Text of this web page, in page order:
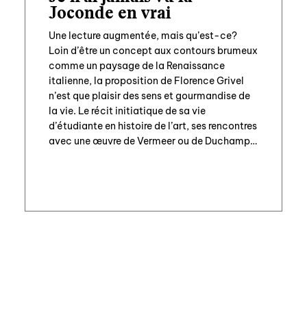
Joconde en vrai
Une lecture augmentée, mais qu’est-ce?
Loin d’être un concept aux contours brumeux
comme un paysage de la Renaissance
italienne, la proposition de Florence Grivel
n’est que plaisir des sens et gourmandise de
la vie. Le récit initiatique de sa vie
d’étudiante en histoire de l’art, ses rencontres
avec une œuvre de Vermeer ou de Duchamp